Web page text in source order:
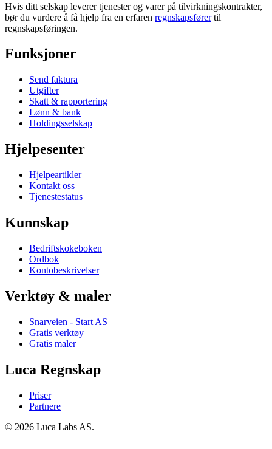
Hvis ditt selskap leverer tjenester og varer på tilvirkningskontrakter,
bør du vurdere å få hjelp fra en erfaren regnskapsførertil
regnskapsføringen.
Funksjoner
Send faktura
Utgifter
Skatt & rapportering
Lønn & bank
Holdingsselskap
Hjelpesenter
Hjelpeartikler
Kontakt oss
Tjenestestatus
Kunnskap
Bedriftskokeboken
Ordbok
Kontobeskrivelser
Verktøy & maler
Snarveien - Start AS
Gratis verktøy
Gratis maler
Luca Regnskap
Priser
Partnere
© 2026 Luca Labs AS.